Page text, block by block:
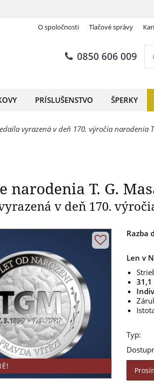
O spoločnosti Tlačové správy
0850 606 009
PRÍSLUŠENSTVO ŠPERKY
vyrazená v deň 170. výročia narodenia
narodenia T. G.
v deň 170.
Razba
Len v
31,1
Typ:
- 170. výročie